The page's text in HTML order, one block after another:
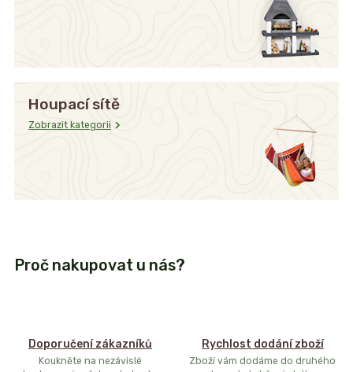
Houpací sítě
Zobrazit kategorii
Proč nakupovat u nás?
Doporučení zákazníků
Koukněte na nezávislé
Rychlost dodání zboží
Zboží vám dodáme do druhého